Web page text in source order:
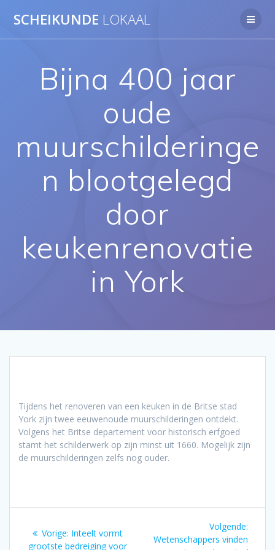
naar
SCHEIKUNDE LOKAAL
Bijna 400 jaar
oude
muurschilderinge
n blootgelegd
door
keukenrenovatie
in York
Tijdens het renoveren van een keuken in de Britse stad
York zijn twee eeuwenoude muurschilderingen ontdekt.
Volgens het Britse departement voor historisch erfgoed
stamt het schilderwerk op zijn minst uit 1660. Mogelijk zijn
de muurschilderingen zelfs nog ouder.
Vorige: Vorig
bericht:
Inteelt vormt
grootste bedreiging voor
Volgende:
Wetenschappers vinden